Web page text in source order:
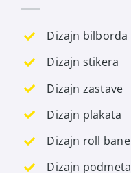
Dizajn bilborda
Dizajn stikera
Dizajn zastave
Dizajn plakata
Dizajn roll
Dizajn